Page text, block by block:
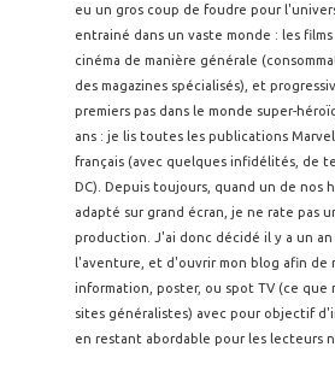
eu un gros coup de foudre pour
entrainé dans un vaste monde : les
cinéma de manière générale
des magazines spécialisés), et
premiers pas dans le monde super-
ans : je lis toutes les publications
français (avec quelques infidélités, de
DC). Depuis toujours, quand un de nos
adapté sur grand écran, je ne rate pas
production. J'ai donc décidé il y a un an
l'aventure, et d'ouvrir mon blog afin de
information, poster, ou spot TV (ce que
sites généralistes) avec pour objectif
en restant abordable pour les lecteurs